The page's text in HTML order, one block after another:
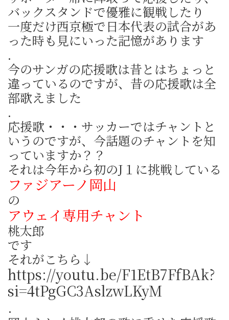
バックスタンドで優雅に観戦したり
一度だけ西京極で日本代表の試合があ
った時も見にいった記憶があります
.
今のサンガの応援歌は昔とはちょっと
違っているのですが、昔の応援歌は全
部歌えました
.
応援歌・・・サッカーではチャントと
いうのですが、今話題のチャントを知
っていますか？？
それは今年から初のJ１に挑戦している
ファジアーノ岡山
の
アウェイ専用チャント
桃太郎
です
それがこちら↓
https://youtu.be/F1EtB7FfBAk?
si=4tPgGC3AslzwLKyM
.